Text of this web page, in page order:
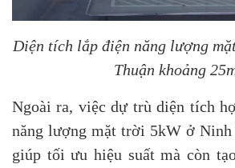
Diện tích lắp điện năng lượng
Thuận khoảng
Ngoài ra, việc dự trù diện tích
năng lượng mặt trời 5kW ở Ninh
giúp tối ưu hiệu suất mà còn